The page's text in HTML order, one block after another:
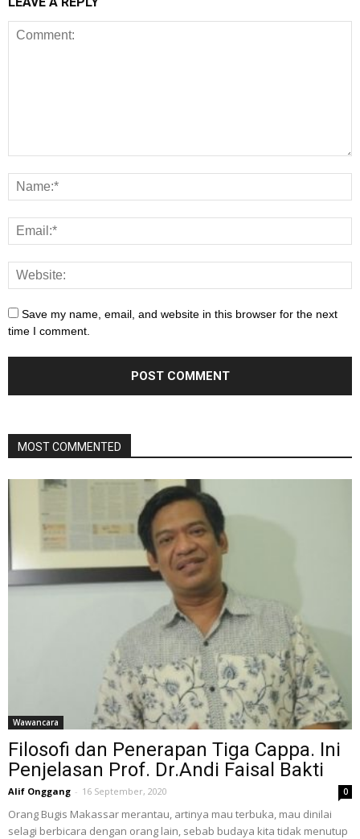
Save my name, email, and website in this browser for the next
time I comment.
MOST COMMENTED
Wawancara
Filosofi dan Penerapan Tiga Cappa. Ini
Penjelasan Prof. Dr.Andi Faisal Bakti
Alif Onggang - 16 September, 2020 0
Orang Bugis Makassar merantau, artinya mau terbuka, mau dinilai
selagi berbicara dengan orang lain, sebab budaya kita tidak menutup